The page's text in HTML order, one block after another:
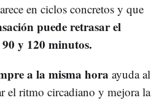
en ciclos concretos y que
puede retrasar el
90 y 120 minutos.
a la misma hora ayuda al
el ritmo circadiano y mejora la